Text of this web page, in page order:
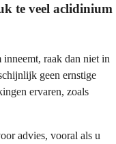
te veel aclidinium
raak dan niet in
geen ernstige
ervaren, zoals
advies, vooral als u